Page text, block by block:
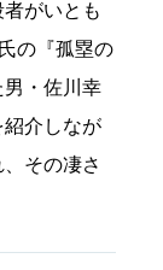
がいとも
の『孤塁の
・佐川幸
介しなが
その凄さ